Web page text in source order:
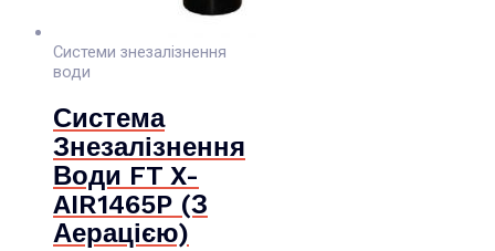
Системи знезалізнення
води
Система
Знезалізнення
Води FT X-
AIR1465P (з
Аерацією)